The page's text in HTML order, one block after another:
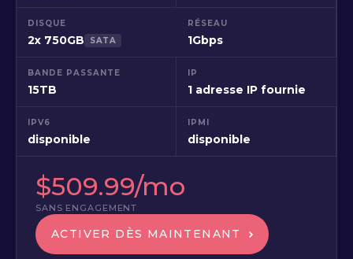
DISQUE
2x 750GB SATA
RÉSEAU
1Gbps
BANDE PASSANTE
15TB
IP
1 adresse IP fournie
IPV6
disponible
IPMI
disponible
$509.99/mo
SANS ENGAGEMENT
ACTIVER DÈS MAINTENANT